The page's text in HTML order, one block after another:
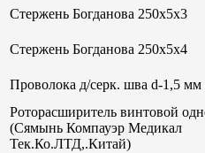
Стержень Богданова 250х5х3
Стержень Богданова 250х5х4
Проволока д/серк. шва d-1,5 мм
Роторасширитель винтовой
(Сямынь Компауэр Медикал
Тек.Ко.ЛТД,.Китай)